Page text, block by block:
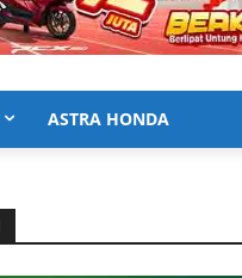
ASTRA HONDA